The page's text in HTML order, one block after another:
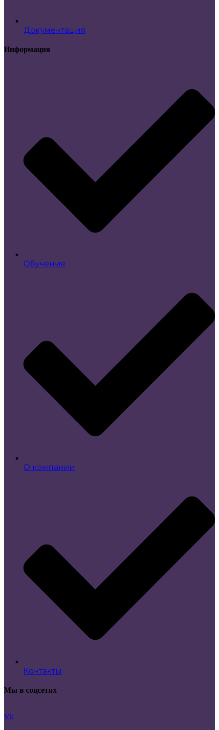
Документация
Информация
Обучение
О компании
Контакты
Мы в соцсетях
Vk